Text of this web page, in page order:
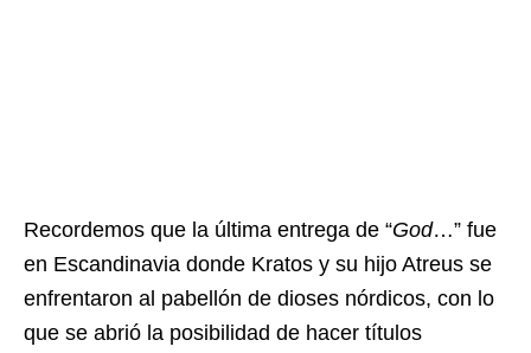
Recordemos que la última entrega de “God…” fue
en Escandinavia donde Kratos y su hijo Atreus se
enfrentaron al pabellón de dioses nórdicos, con lo
que se abrió la posibilidad de hacer títulos